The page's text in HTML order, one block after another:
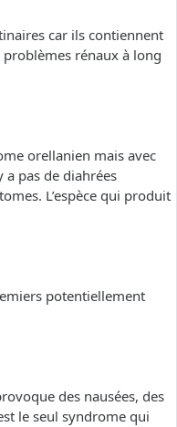
car ils contiennent
rénaux à long
orellanien mais avec
a pas de diahrées
L’espèce qui produit
potentiellement
des nausées, des
le seul syndrome qui